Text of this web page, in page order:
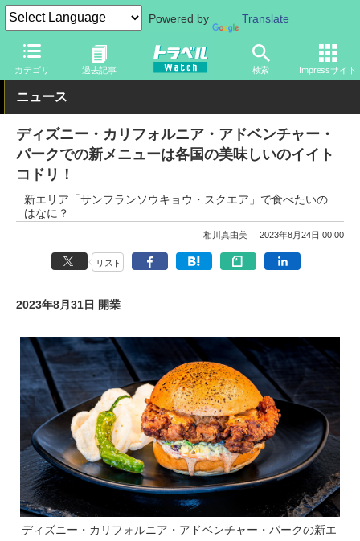
Powered by Translate
カテゴリ 過去記事 検索 Impressサイト
トラベル Watch 旅の情報 観光地 ディズニーリゾート
ニュース
ディズニー・カリフォルニア・アドベンチャー・
パークでの新メニューは各国の美味しいのイイト
コドリ！
新エリア「サンフランソウキョウ・スクエア」で食べたいの
はなに？
相川真由美 2023年8月24日 00:00
リスト
2023年8月31日 開業
ディズニー・カリフォルニア・アドベンチャー・パークの新エ